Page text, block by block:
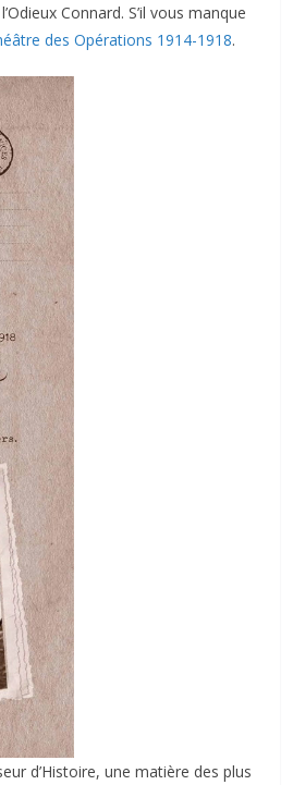
Connard. S’il vous manque
des Opérations 1914-1918.
d’Histoire, une matière des plus